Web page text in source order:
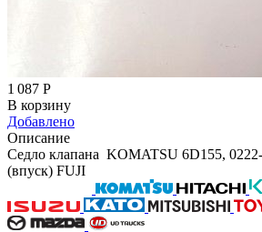
1 087 Р
В корзину
Добавлено
Описание
Седло клапана KOMATSU 6D155,
(впуск) FUJI